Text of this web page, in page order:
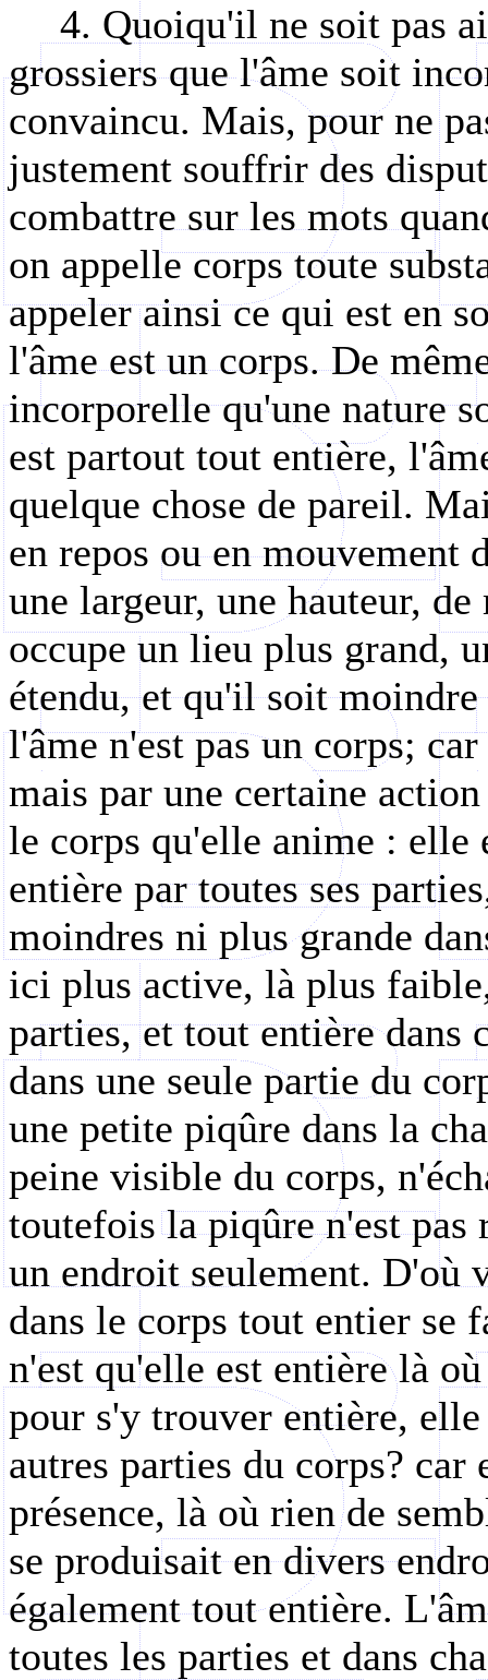
4. Quoiqu'il ne soit pas
grossiers que l'âme soit
convaincu. Mais, pour ne
justement souffrir des
combattre sur les mots
on appelle corps toute
appeler ainsi ce qui est en
l'âme est un corps. De
incorporelle qu'une nature
est partout tout entière,
quelque chose de pareil.
en repos ou en mouvement
une largeur, une hauteur,
occupe un lieu plus grand,
étendu, et qu'il soit
l'âme n'est pas un corps;
mais par une certaine
le corps qu'elle anime : elle
entière par toutes ses
moindres ni plus grande
ici plus active, là plus
parties, et tout entière dans
dans une seule partie du
une petite piqûre dans la
peine visible du corps,
toutefois la piqûre n'est pas
un endroit seulement. D'où
dans le corps tout entier se
n'est qu'elle est entière là
pour s'y trouver entière,
autres parties du corps?
présence, là où rien de
se produisait en divers
également tout entière.
toutes les parties et dans